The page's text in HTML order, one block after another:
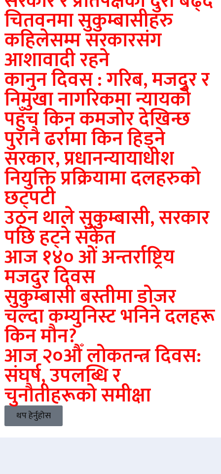
चितवनमा सुकुम्बासीहरु
कहिलेसम्म सरकारसंग
आशावादी रहने
कानुन दिवस : गरिब, मजदुर र
निमुखा नागरिकमा न्यायको
पहुँच किन कमजोर देखिन्छ
पुरानै ढर्रामा किन हिड्ने
सरकार, प्रधानन्यायाधीश
नियुक्ति प्रक्रियामा दलहरुकाे
छट्पटी
उठ्न थाले सुकुम्बासी, सरकार
पछि हट्ने संकेत
आज १४० ओें अन्तर्राष्ट्रिय
मजदुर दिवस
सुकुम्बासी बस्तीमा डोजर
चल्दा कम्युनिस्ट भनिने दलहरू
किन मौन?
आज २०औँ लोकतन्त्र दिवस:
संघर्ष, उपलब्धि र
चुनौतीहरूको समीक्षा
थप हेर्नुहोस